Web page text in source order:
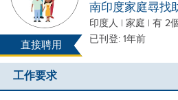
直接聘用
南印度家庭尋找
印度人 | 家庭 | 有 2
已刊登: 1年前
工作要求